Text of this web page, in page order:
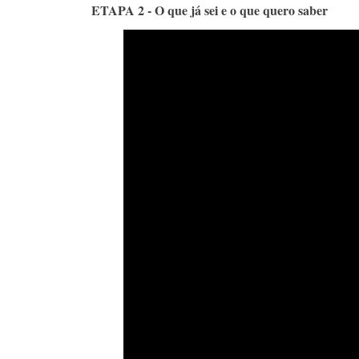
ETAPA 2 - O que já sei e o que quero saber